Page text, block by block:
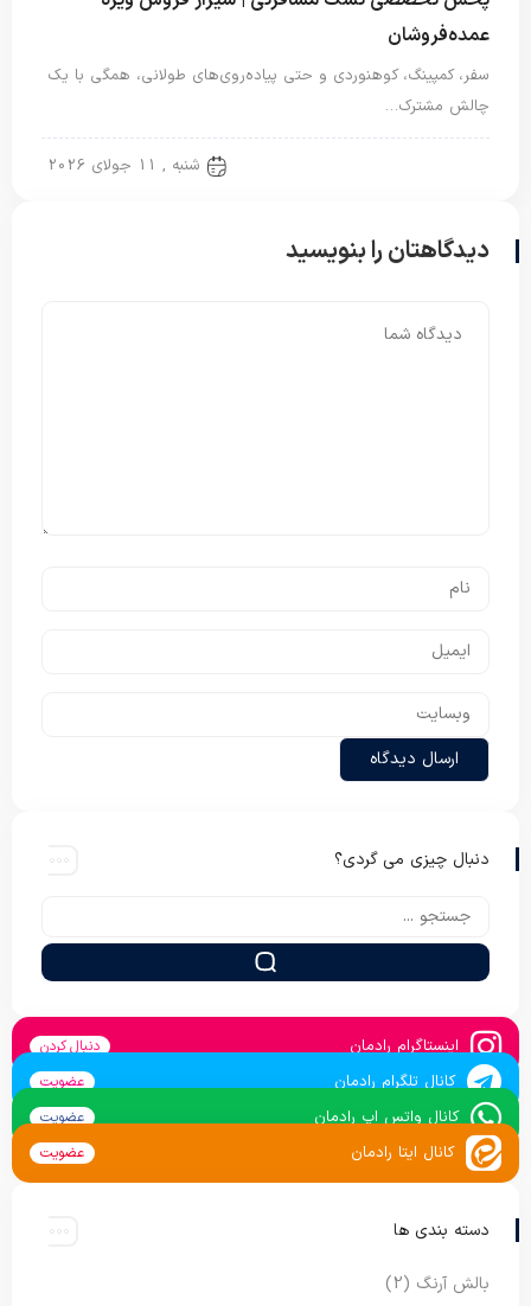
عمده‌فروشان
سفر، کمپینگ، کوهنوردی و حتی پیاده‌روی‌های طولانی، همگی با یک
چالش مشترک…
شنبه , 11 جولای 2026
دیدگاهتان را بنویسید
دنبال چیزی می گردی؟
اینستاگرام رادمان دنبال کردن
کانال تلگرام رادمان عضویت
کانال واتس اپ رادمان عضویت
کانال ایتا رادمان عضویت
دسته بندی ها
بالش آرنگ (2)